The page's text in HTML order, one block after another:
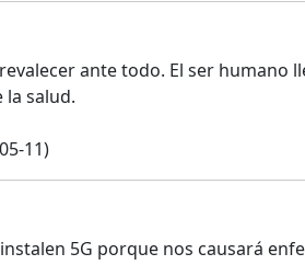
ante todo. El ser
la salud.
11)
5G porque nos causará